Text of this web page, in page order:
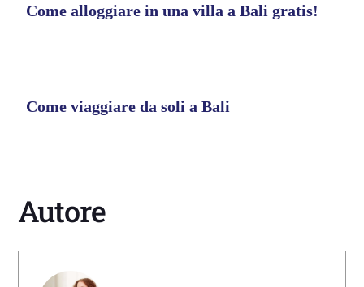
Come alloggiare in una villa a Bali gratis!
Come viaggiare da soli a Bali
Autore